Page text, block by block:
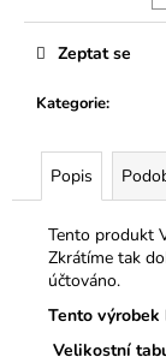
Kategorie:
Zeptat se
Popis
Tento produkt
Zkrátíme tak
účtováno.
Tento výrobek
Velikostní